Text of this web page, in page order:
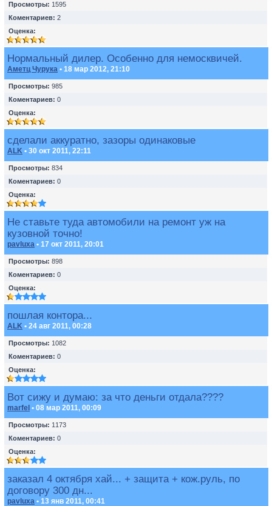
Просмотры: 1595
Коментариев: 2
Оценка:
Нормальный дилер. Особенно для немосквичей.
Аметц Чурука • 18 мар 2012, 21:10
Просмотры: 985
Коментариев: 0
Оценка:
сделали аккуратно, зазоры одинаковые
ALK • 30 окт 2011, 22:11
Просмотры: 834
Коментариев: 0
Оценка:
Не ставьте туда автомобили на ремонт уж на
кузовной точно!
pavluxa • 17 окт 2011, 20:01
Просмотры: 898
Коментариев: 0
Оценка:
пошлая контора...
ALK • 24 авг 2011, 00:28
Просмотры: 1082
Коментариев: 0
Оценка:
Вот сижу и думаю: за что деньги отдала????
marfel • 08 мар 2011, 00:09
Просмотры: 1173
Коментариев: 0
Оценка:
заказал 4 октября хай... + защита + кож.руль, по
договору 300 дн...
pavluxa • 13 янв 2011, 00:41